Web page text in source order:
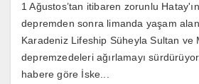
1 Ağustos’tan itibaren zorunlu
depremden sonra limanda yaşam
Karadeniz Lifeship Süheyla Sultan ve
depremzedeleri ağırlamayı
habere göre İske...